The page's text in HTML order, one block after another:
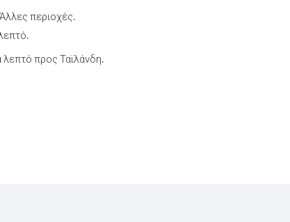
περιοχές.
προς Ταϊλάνδη.